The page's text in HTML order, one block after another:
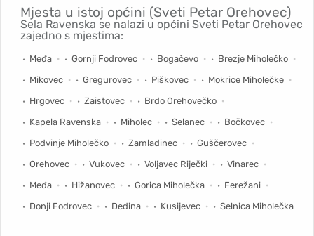
Mjesta u istoj općini (Sveti Petar Orehovec)
Sela Ravenska se nalazi u općini Sveti Petar Orehovec
zajedno s mjestima:
Međa Gornji Fodrovec Bogačevo
Brezje Miholečko
Mikovec
Gregurovec Piškovec
Mokrice Miholečke
Hrgovec
Zaistovec
Brdo Orehovečko
Kapela Ravenska
Miholec Selanec
Bočkovec
Podvinje Miholečko
Zamladinec
Guščerovec
Orehovec
Vukovec Voljavec Riječki
Vinarec
Međa
Hižanovec Gorica Miholečka
Ferežani
Donji Fodrovec
Dedina Kusijevec Selnica Miholečka